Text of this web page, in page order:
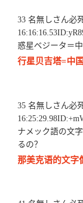
33 名無しさん必
惑星ベジータ＝中
行星贝吉塔=中国
35 名無しさん必
ナメック語の文
るの？
那美克语的文字